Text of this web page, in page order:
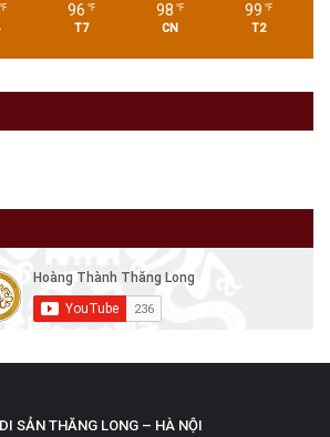
℉ 96 ℉
T7
98 ℉
CN
99 ℉
T2
SẢN THĂNG LONG – HÀ NỘI